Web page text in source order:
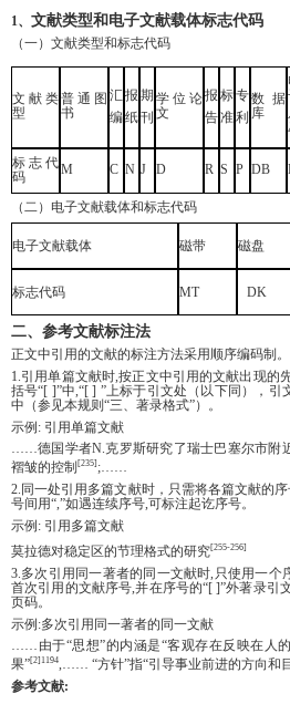
1、 文献类型和电子文献载体标志代码
（一）文献类型和标志代码
文献类
型
普通图
书
汇
编
报
纸
期
刊
学位论
文
报
告
标
准
专
利
数据
库
标志代
码
M C N J D R S P DB
（二）电子文献载体和标志代码
电子文献载体 磁带 磁盘
标志代码 MT DK
二、参考文献标注法
正文中引用的文献的标注方法采用顺序编码制。
1.引用单篇文献时,按正文中引用的文献出现的
括号“[ ]”中,“[ ] ”上标于引文处（以下同），
中（参见本规则“三、著录格式”）。
示例: 引用单篇文献
……德国学者N.克罗斯研究了瑞士巴塞尔市附
褶皱的控制 [235] ;……
2.同一处引用多篇文献时，只需将各篇文献的
号间用“,”如遇连续序号,可标注起讫序号。
示例: 引用多篇文献
莫拉德对稳定区的节理格式的研究[255-256]
3.多次引用同一著者的同一文献时,只使用一个
首次引用的文献序号,并在序号的“[ ]”外著录引
页码。
示例:多次引用同一著者的同一文献
……由于“思想”的内涵是“客观存在反映在人
果”[2]1194,…… “方针”指“引导事业前进的方向和
参考文献: